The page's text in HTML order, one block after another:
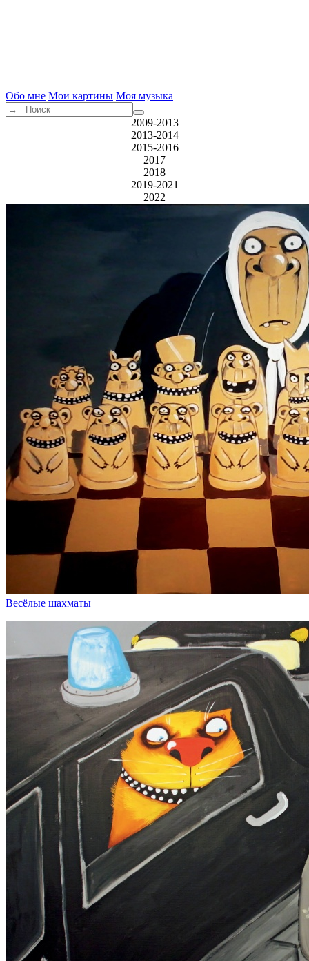
Обо мне Мои картины Моя музыка
2009-2013
2013-2014
2015-2016
2017
2018
2019-2021
2022
Весёлые шахматы